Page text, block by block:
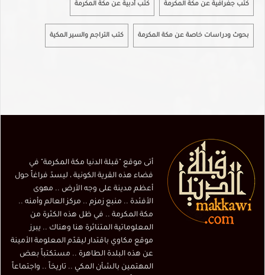
كتب جغرافية عن مكة المكرمة كتب أدبية عن مكة المكرمة
بحوث ودراسات خاصة عن مكة المكرمة كتب التراجم والسير المكية
أتى موقع "قبلة الدنيا مكة المكرمة" في
فضاء هذه القرية الكونية ، ليسدّ فراغاً حول
أعظم مدينة على وجه الأرض .. مهوى
الأفئدة .. منبع زمزم .. مركز العالم وأمنه ..
مكة المكرمة .. في ظل هذه الكثرة من
المعلوماتية المتناثرة هنا وهناك .. يبرز
موقع مكاوي باقتدار ليقدّم المعلومة الأمينة
عن هذه البلدة الطاهرة .. مستكتباً بعض
المهتمين بالشأن المكي .. تاريخاً .. واجتماعاً